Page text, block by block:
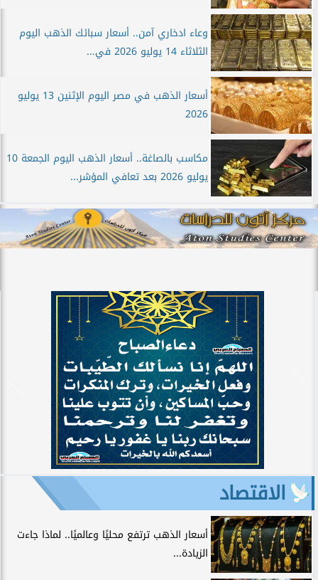
وعاء ادخاري آمن.. أسعار سبائك الذهب اليوم
الثلاثاء 14 يوليو 2026 في...
أسعار الذهب في مصر اليوم الإثنين 13 يوليو
2026
مكاسب بالصاغة.. أسعار الذهب اليوم الجمعة 10
يوليو 2026 بعد تعافي المؤشر...
الاقتصاد
أسعار الذهب ترتفع محليًا وعالميًا.. لماذا جاءت
الزيادة...